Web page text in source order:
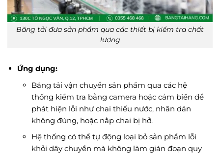
Băng tải đưa sản phẩm qua các thiết bị kiểm tra chất
lượng
Ứng dụng:
Băng tải vận chuyển sản phẩm qua các hệ
thống kiểm tra bằng camera hoặc cảm biến để
phát hiện lỗi như chai thiếu nước, nhãn dán
không đúng, hoặc nắp chai bị hở.
Hệ thống có thể tự động loại bỏ sản phẩm lỗi
khỏi dây chuyền mà không làm gián đoạn quy